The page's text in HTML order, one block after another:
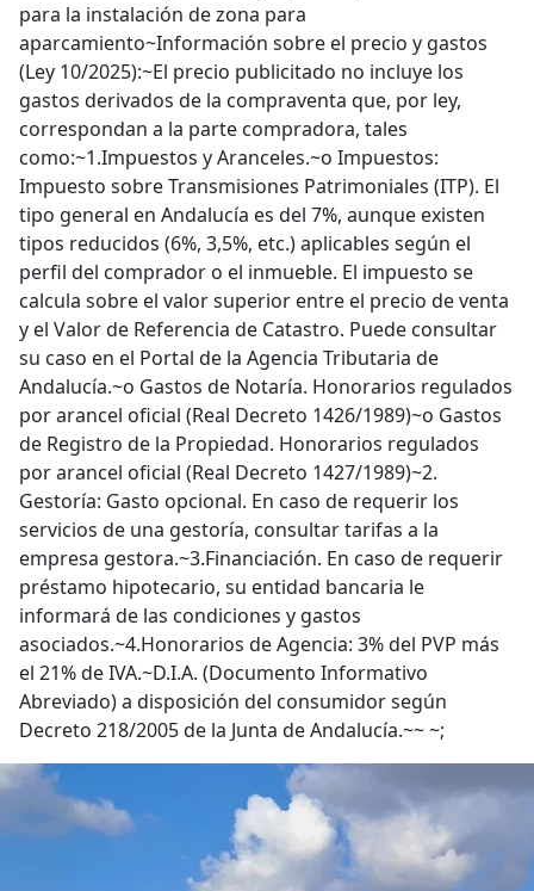
para la instalación de zona para
aparcamiento~Información sobre el precio y gastos
(Ley 10/2025):~El precio publicitado no incluye los
gastos derivados de la compraventa que, por ley,
correspondan a la parte compradora, tales
como:~1.Impuestos y Aranceles.~o Impuestos:
Impuesto sobre Transmisiones Patrimoniales (ITP). El
tipo general en Andalucía es del 7%, aunque existen
tipos reducidos (6%, 3,5%, etc.) aplicables según el
perfil del comprador o el inmueble. El impuesto se
calcula sobre el valor superior entre el precio de venta
y el Valor de Referencia de Catastro. Puede consultar
su caso en el Portal de la Agencia Tributaria de
Andalucía.~o Gastos de Notaría. Honorarios regulados
por arancel oficial (Real Decreto 1426/1989)~o Gastos
de Registro de la Propiedad. Honorarios regulados
por arancel oficial (Real Decreto 1427/1989)~2.
Gestoría: Gasto opcional. En caso de requerir los
servicios de una gestoría, consultar tarifas a la
empresa gestora.~3.Financiación. En caso de requerir
préstamo hipotecario, su entidad bancaria le
informará de las condiciones y gastos
asociados.~4.Honorarios de Agencia: 3% del PVP más
el 21% de IVA.~D.I.A. (Documento Informativo
Abreviado) a disposición del consumidor según
Decreto 218/2005 de la Junta de Andalucía.~~ ~;